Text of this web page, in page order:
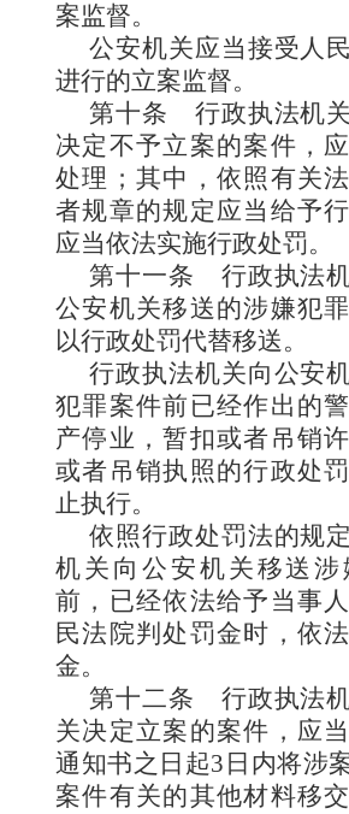
案监督。
公安机关应当接受人
进行的立案监督。
第十条 行政执法机
决定不予立案的案件，
处理；其中，依照有关
者规章的规定应当给予
应当依法实施行政处罚。
第十一条 行政执法
公安机关移送的涉嫌犯
以行政处罚代替移送。
行政执法机关向公安
犯罪案件前已经作出的
产停业，暂扣或者吊销
或者吊销执照的行政处
止执行。
依照行政处罚法的规
机关向公安机关移送
前，已经依法给予当事
民法院判处罚金时，依
金。
第十二条 行政执法
关决定立案的案件，应
通知书之日起3日内将涉
案件有关的其他材料移